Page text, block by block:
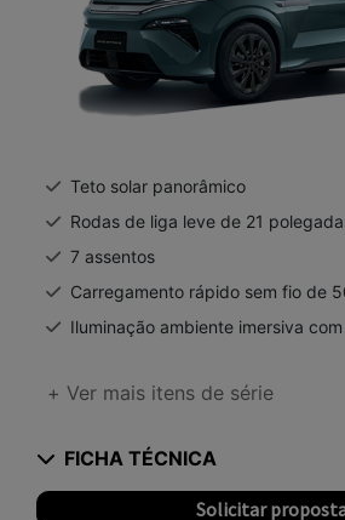
Teto solar panorâmico
Rodas de liga leve de 21
7 assentos
Carregamento rápido sem fio de
Iluminação ambiente imersiva
+ Ver mais itens de série
FICHA TÉCNICA
Solicitar